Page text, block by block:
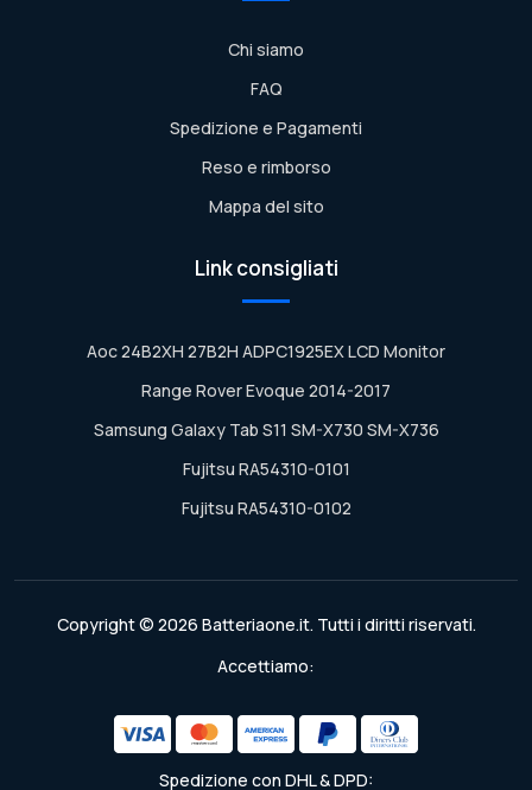
Chi siamo
FAQ
Spedizione e Pagamenti
Reso e rimborso
Mappa del sito
Link consigliati
Aoc 24B2XH 27B2H ADPC1925EX LCD Monitor
Range Rover Evoque 2014-2017
Samsung Galaxy Tab S11 SM-X730 SM-X736
Fujitsu RA54310-0101
Fujitsu RA54310-0102
Copyright © 2026 Batteriaone.it. Tutti i diritti riservati.
Accettiamo:
Spedizione con DHL & DPD: